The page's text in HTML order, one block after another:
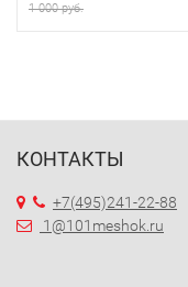
1 000 руб.
КОНТАКТЫ
+7(495)241-22-88
1@101meshok.ru